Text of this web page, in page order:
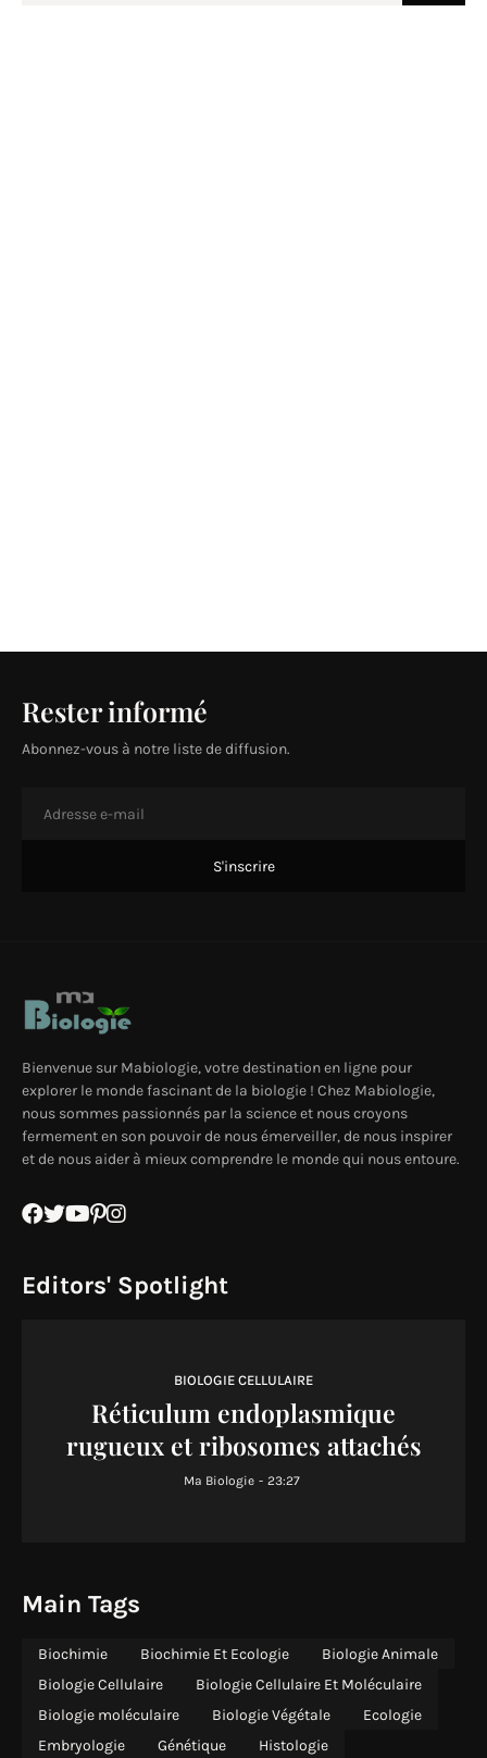
Rester informé
Abonnez-vous à notre liste de diffusion.
Bienvenue sur Mabiologie, votre destination en ligne pour
explorer le monde fascinant de la biologie ! Chez Mabiologie,
nous sommes passionnés par la science et nous croyons
fermement en son pouvoir de nous émerveiller, de nous inspirer
et de nous aider à mieux comprendre le monde qui nous entoure.
Editors' Spotlight
BIOLOGIE CELLULAIRE
Réticulum endoplasmique
rugueux et ribosomes attachés
Ma Biologie - 23:27
Main Tags
Biochimie Biochimie Et Ecologie
Biologie Animale
Biologie Cellulaire
Biologie Cellulaire Et Moléculaire
Biologie moléculaire
Biologie Végétale
Ecologie
Embryologie
Génétique Histologie